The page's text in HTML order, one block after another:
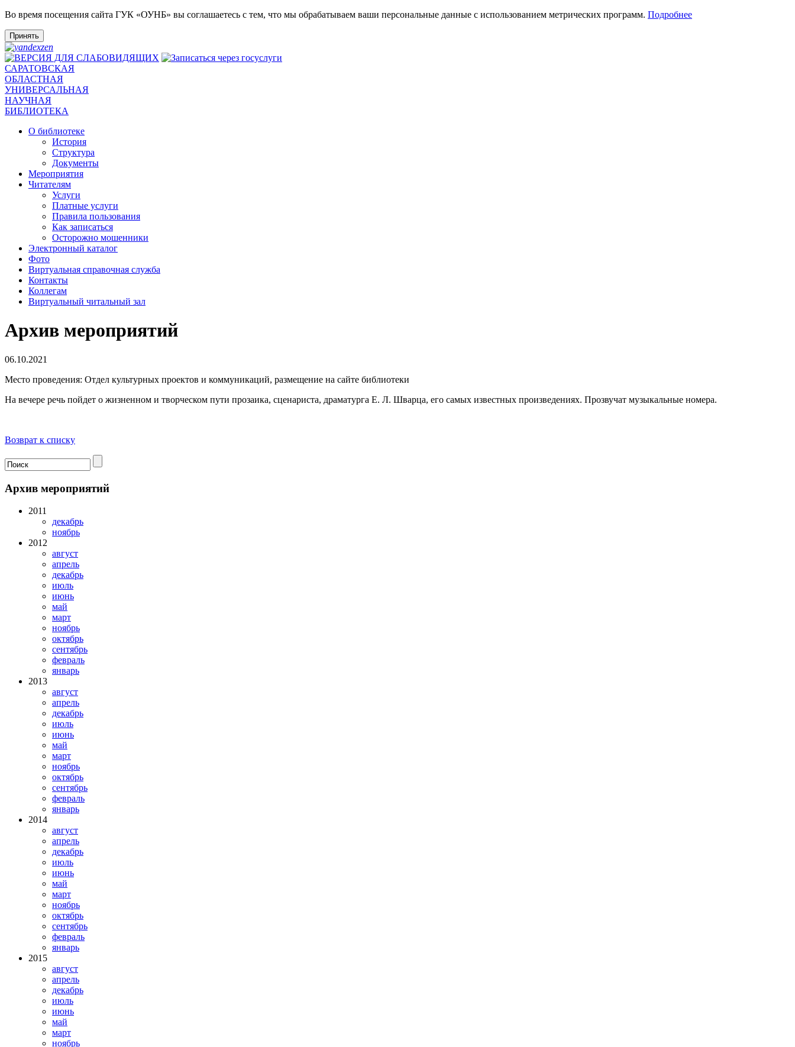
Во время посещения сайта ГУК «ОУНБ» вы соглашаетесь с тем, что мы обрабатываем ваши персональные данные с использованием метрических программ. Подробнее
Принять
САРАТОВСКАЯ
ОБЛАСТНАЯ
УНИВЕРСАЛЬНАЯ
НАУЧНАЯ
БИБЛИОТЕКА
О библиотеке
История
Структура
Документы
Мероприятия
Читателям
Услуги
Платные услуги
Правила пользования
Как записаться
Осторожно мошенники
Электронный каталог
Фото
Виртуальная справочная служба
Контакты
Коллегам
Виртуальный читальный зал
Архив мероприятий
06.10.2021
Место проведения: Отдел культурных проектов и коммуникаций, размещение на сайте библиотеки
На вечере речь пойдет о жизненном и творческом пути прозаика, сценариста, драматурга Е. Л. Шварца, его самых известных произведениях. Прозвучат музыкальные номера.
Возврат к списку
Архив мероприятий
2011
декабрь
ноябрь
2012
август
апрель
декабрь
июль
июнь
май
март
ноябрь
октябрь
сентябрь
февраль
январь
2013
август
апрель
декабрь
июль
июнь
май
март
ноябрь
октябрь
сентябрь
февраль
январь
2014
август
апрель
декабрь
июль
июнь
май
март
ноябрь
октябрь
сентябрь
февраль
январь
2015
август
апрель
декабрь
июль
июнь
май
март
ноябрь